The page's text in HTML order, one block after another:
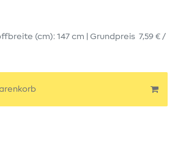
(cm): 147 cm | Grundpreis 7,59 € /